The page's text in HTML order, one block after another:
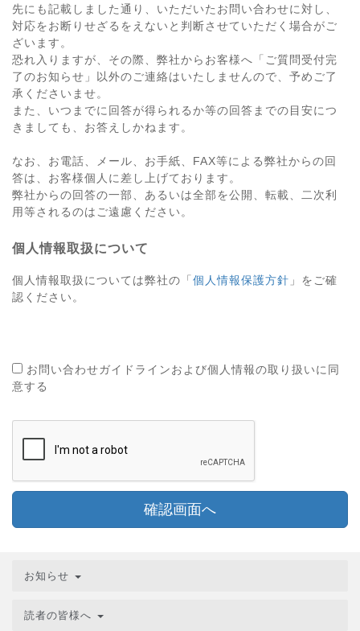
先にも記載しました通り、いただいたお問い合わせに対し、
対応をお断りせざるをえないと判断させていただく場合がご
ざいます。
恐れ入りますが、その際、弊社からお客様へ「ご質問受付完
了のお知らせ」以外のご連絡はいたしませんので、予めご了
承くださいませ。
また、いつまでに回答が得られるか等の回答までの目安につ
きましても、お答えしかねます。
なお、お電話、メール、お手紙、FAX等による弊社からの回
答は、お客様個人に差し上げております。
弊社からの回答の一部、あるいは全部を公開、転載、二次利
用等されるのはご遠慮ください。
個人情報取扱について
個人情報取扱については弊社の「 個人情報保護方針 」をご確
認ください。
お問い合わせガイドラインおよび個人情報の取り扱いに同
意する
確認画面へ
お知らせ
読者の皆様へ